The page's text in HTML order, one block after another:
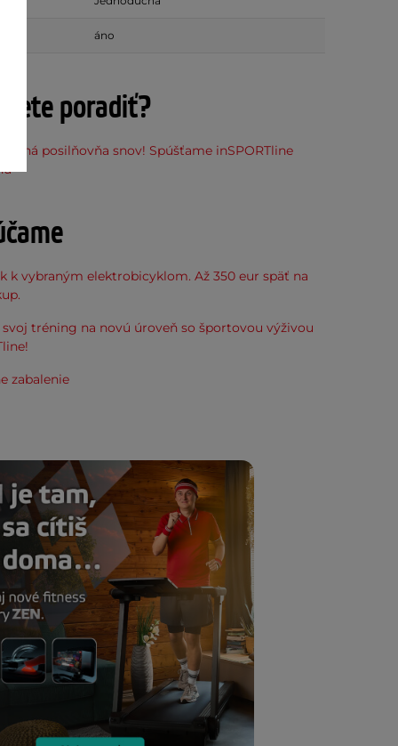
áno
poradiť?
posilňovňa snov! Spúšťame inSPORTline
k vybraným elektrobicyklom. Až 350 eur späť na
svoj tréning na novú úroveň so športovou výživou
zabalenie